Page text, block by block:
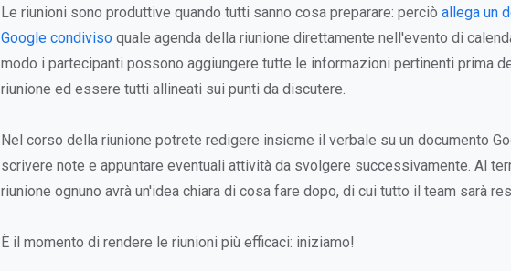
Le riunioni sono produttive quando tutti sanno cosa preparare: perciò allega un
Google condiviso quale agenda della riunione direttamente nell'evento di
modo i partecipanti possono aggiungere tutte le informazioni pertinenti prima
riunione ed essere tutti allineati sui punti da discutere.
Nel corso della riunione potrete redigere insieme il verbale su un documento
scrivere note e appuntare eventuali attività da svolgere successivamente. Al
riunione ognuno avrà un'idea chiara di cosa fare dopo, di cui tutto il team sarà
È il momento di rendere le riunioni più efficaci: iniziamo!